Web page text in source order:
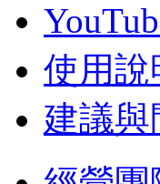
使用說
建議與